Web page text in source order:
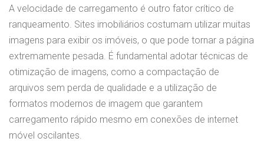
A velocidade de carregamento é outro fator crítico de
ranqueamento. Sites imobiliários costumam utilizar muitas
imagens para exibir os imóveis, o que pode tornar a página
extremamente pesada. É fundamental adotar técnicas de
otimização de imagens, como a compactação de
arquivos sem perda de qualidade e a utilização de
formatos modernos de imagem que garantem
carregamento rápido mesmo em conexões de internet
móvel oscilantes.